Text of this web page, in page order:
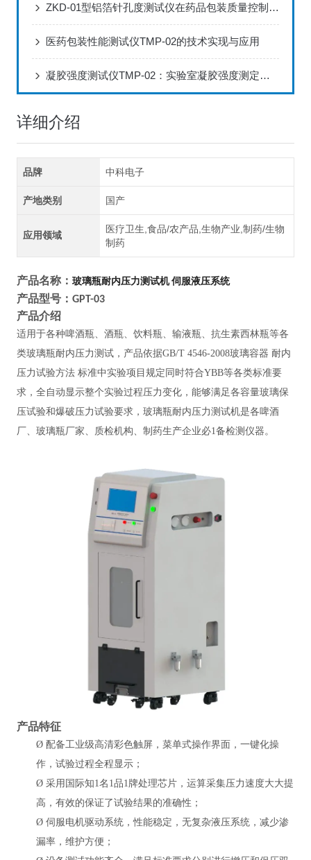
ZKD-01型铝箔针孔度测试仪在药品包装质量控制中的应用
医药包装性能测试仪TMP-02的技术实现与应用
凝胶强度测试仪TMP-02：实验室凝胶强度测定的标准化配置
详细介绍
品牌 中科电子
产地类别 国产
应用领域
医疗卫生,食品/农产品,生物产业,制药/生物
制药
产品名称： 玻璃瓶耐内压力测试机 伺服液压系统
产品型号： GPT-03
产品介绍
适用于各种啤酒瓶、酒瓶、饮料瓶、输液瓶、抗生素西林瓶等各
类玻璃瓶耐内压力测试，产品依据GB/T 4546-2008玻璃容器 耐内
压力试验方法 标准中实验项目规定同时符合YBB等各类标准要
求，全自动显示整个实验过程压力变化，能够满足各容量玻璃保
压试验和爆破压力试验要求，玻璃瓶耐内压力测试机是各啤酒
厂、玻璃瓶厂家、质检机构、制药生产企业必1备检测仪器。
产品特征
Ø 配备工业级高清彩色触屏，菜单式操作界面，一键化操
作，试验过程全程显示；
Ø 采用国际知1名1品1牌处理芯片，运算采集压力速度大大提
高，有效的保证了试验结果的准确性；
Ø 伺服电机驱动系统，性能稳定，无复杂液压系统，减少渗
漏率，维护方便；